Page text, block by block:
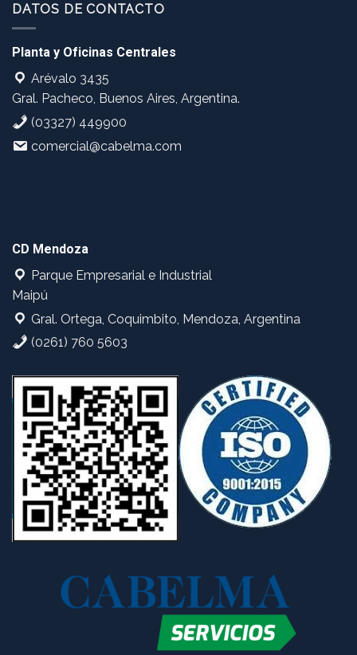
DATOS DE CONTACTO
Planta y Oficinas Centrales
Arévalo 3435
Gral. Pacheco, Buenos Aires, Argentina.
(03327) 449900
comercial@cabelma.com
CD Mendoza
Parque Empresarial e Industrial
Maipú
Gral. Ortega, Coquimbito, Mendoza, Argentina
(0261) 760 5603